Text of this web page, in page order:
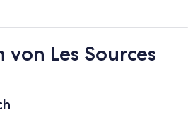
Les Sources